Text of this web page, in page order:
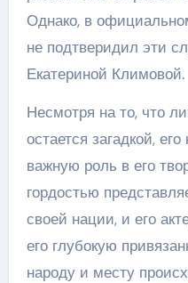
Однако, в
не подтверидил эти
Екатериной Климовой.
Несмотря на то, что
остается загадкой,
важную роль в его
гордостью
своей нации, и его
его глубокую
народу и месту